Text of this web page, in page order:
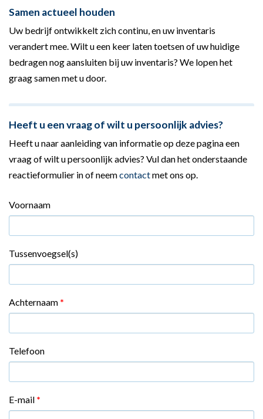
Samen actueel houden
Uw bedrijf ontwikkelt zich continu, en uw inventaris
verandert mee. Wilt u een keer laten toetsen of uw huidige
bedragen nog aansluiten bij uw inventaris? We lopen het
graag samen met u door.
Heeft u een vraag of wilt u persoonlijk advies?
Heeft u naar aanleiding van informatie op deze pagina een
vraag of wilt u persoonlijk advies? Vul dan het onderstaande
reactieformulier in of neemcontactmet ons op.
Voornaam
Tussenvoegsel(s)
Achternaam *
Telefoon
E-mail *